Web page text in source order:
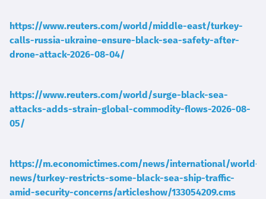
https://www.reuters.com/world/middle-east/turkey-
calls-russia-ukraine-ensure-black-sea-safety-after-
drone-attack-2026-08-04/
https://www.reuters.com/world/surge-black-sea-
attacks-adds-strain-global-commodity-flows-2026-08-
05/
https://m.economictimes.com/news/international/world-
news/turkey-restricts-some-black-sea-ship-traffic-
amid-security-concerns/articleshow/133054209.cms